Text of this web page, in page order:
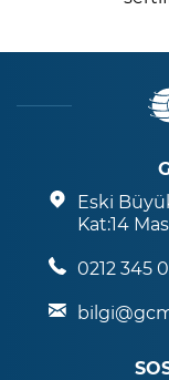
Eski
Kat:14
0212 345